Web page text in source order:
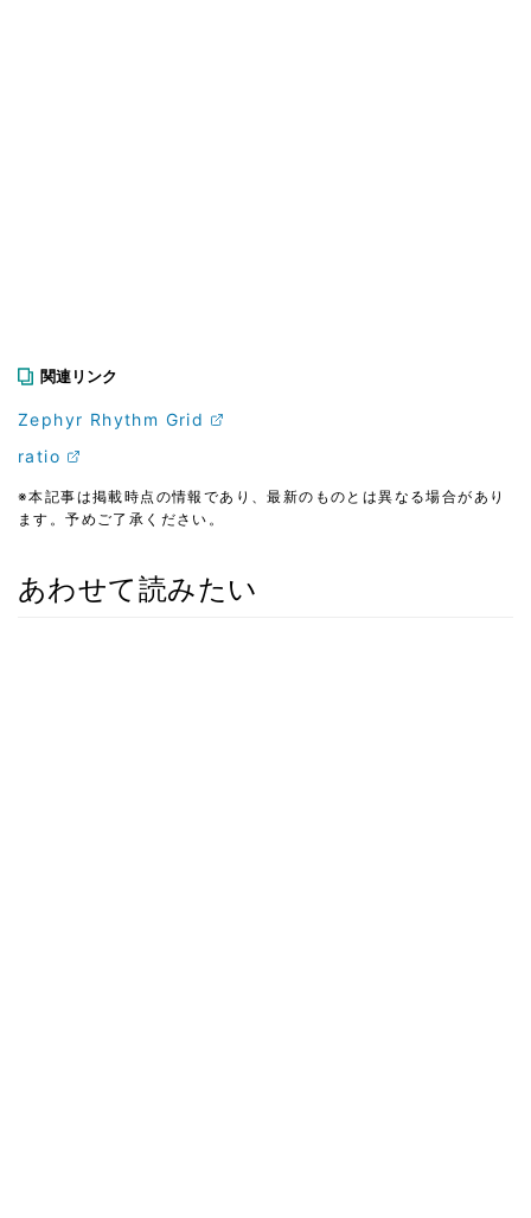
関連リンク
Zephyr Rhythm Grid
ratio
※本記事は掲載時点の情報であり、最新のものとは異なる場合があり
ます。予めご了承ください。
あわせて読みたい